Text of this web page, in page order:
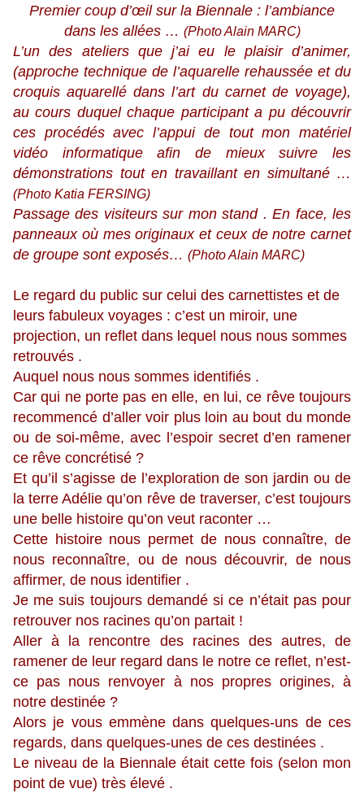
Premier coup d’œil sur la Biennale : l’ambiance
dans les allées … (Photo Alain MARC)
L’un des ateliers que j’ai eu le plaisir d’animer,
(approche technique de l’aquarelle rehaussée et du
croquis aquarellé dans l’art du carnet de voyage),
au cours duquel chaque participant a pu découvrir
ces procédés avec l’appui de tout mon matériel
vidéo informatique afin de mieux suivre les
démonstrations tout en travaillant en simultané …
(Photo Katia FERSING)
Passage des visiteurs sur mon stand . En face, les
panneaux où mes originaux et ceux de notre carnet
de groupe sont exposés… (Photo Alain MARC)
Le regard du public sur celui des carnettistes et de
leurs fabuleux voyages : c’est un miroir, une
projection, un reflet dans lequel nous nous sommes
retrouvés .
Auquel nous nous sommes identifiés .
Car qui ne porte pas en elle, en lui, ce rêve toujours
recommencé d’aller voir plus loin au bout du monde
ou de soi-même, avec l’espoir secret d’en ramener
ce rêve concrétisé ?
Et qu’il s’agisse de l’exploration de son jardin ou de
la terre Adélie qu’on rêve de traverser, c’est toujours
une belle histoire qu’on veut raconter …
Cette histoire nous permet de nous connaître, de
nous reconnaître, ou de nous découvrir, de nous
affirmer, de nous identifier .
Je me suis toujours demandé si ce n’était pas pour
retrouver nos racines qu’on partait !
Aller à la rencontre des racines des autres, de
ramener de leur regard dans le notre ce reflet, n’est-
ce pas nous renvoyer à nos propres origines, à
notre destinée ?
Alors je vous emmène dans quelques-uns de ces
regards, dans quelques-unes de ces destinées .
Le niveau de la Biennale était cette fois (selon mon
point de vue) très élevé .